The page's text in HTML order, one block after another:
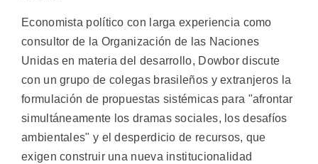
Economista político con larga experiencia como
consultor de la Organización de las Naciones
Unidas en materia del desarrollo, Dowbor discute
con un grupo de colegas brasileños y extranjeros la
formulación de propuestas sistémicas para "afrontar
simultáneamente los dramas sociales, los desafíos
ambientales" y el desperdicio de recursos, que
exigen construir una nueva institucionalidad